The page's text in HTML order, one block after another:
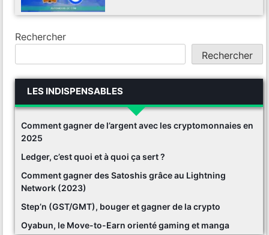
Rechercher
Rechercher
LES INDISPENSABLES
Comment gagner de l’argent avec les cryptomonnaies en
2025
Ledger, c’est quoi et à quoi ça sert ?
Comment gagner des Satoshis grâce au Lightning
Network (2023)
Step’n (GST/GMT), bouger et gagner de la crypto
Oyabun, le Move-to-Earn orienté gaming et manga